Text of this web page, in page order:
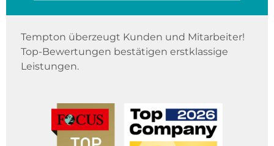
Tempton überzeugt Kunden und Mitarbeiter!
Top-Bewertungen bestätigen erstklassige
Leistungen.